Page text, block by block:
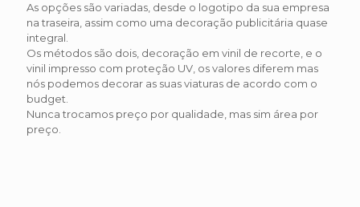
As opções são variadas, desde o logotipo da sua empresa
na traseira, assim como uma decoração publicitária quase
integral.
Os métodos são dois, decoração em vinil de recorte, e o
vinil impresso com proteção UV, os valores diferem mas
nós podemos decorar as suas viaturas de acordo com o
budget.
Nunca trocamos preço por qualidade, mas sim área por
preço.